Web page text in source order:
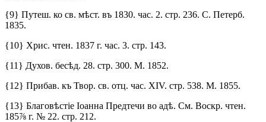
{9} Путеш. ко св. мѣст. въ 1830. час. 2. стр. 236. С. Петерб.
1835.
{10} Хрис. чтен. 1837 г. час. 3. стр. 143.
{11} Духов. бесѣд. 28. стр. 300. М. 1852.
{12} Прибав. къ Твор. св. отц. час. XIV. стр. 538. М. 1855.
{13} Благовѣстіе Іоанна Предтечи во адѣ. См. Воскр. чтен.
185⅞ г. № 22. стр. 212.